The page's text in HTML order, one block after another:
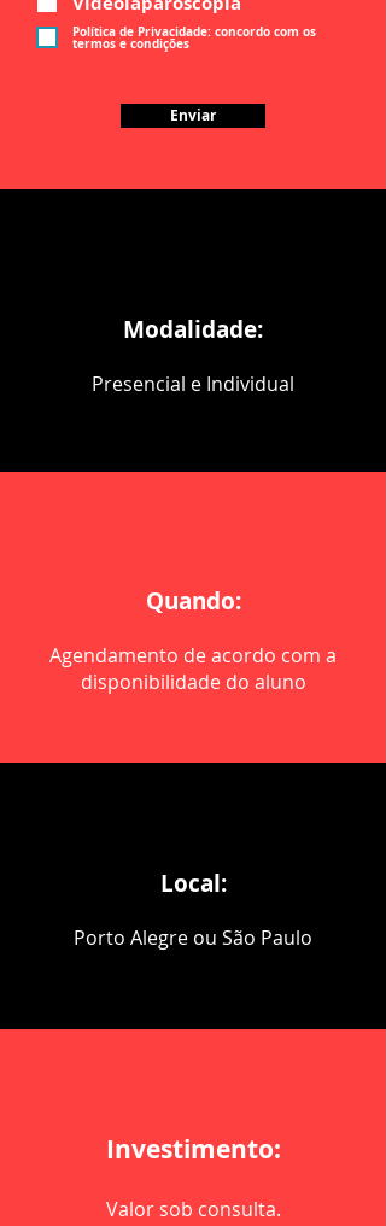
Política de Privacidade: concordo com os
termos e condições
Enviar
Modalidade:
Presencial e Individual
Quando:
Agendamento de acordo com a
disponibilidade do aluno
Local:
Porto Alegre ou São Paulo
Investimento:
Valor sob consulta.